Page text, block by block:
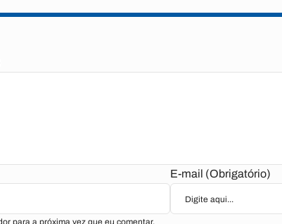
E-mail (Obrigatório)
para a próxima vez que eu comentar.